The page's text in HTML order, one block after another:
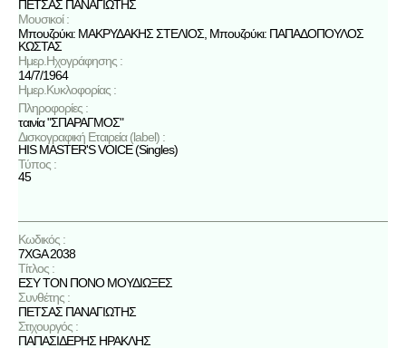
ΠΕΤΣΑΣ ΠΑΝΑΓΙΩΤΗΣ
Μουσικοί :
Μπουζούκι: ΜΑΚΡΥΔΑΚΗΣ ΣΤΕΛΙΟΣ, Μπουζούκι: ΠΑΠΑΔΟΠΟΥΛΟΣ
ΚΩΣΤΑΣ
Ημερ.Ηχογράφησης :
14/7/1964
Ημερ.Κυκλοφορίας :
Πληροφορίες :
ταινία "ΣΠΑΡΑΓΜΟΣ"
Δισκογραφική Εταιρεία (label) :
HIS MASTER'S VOICE (Singles)
Τύπος :
45
Κωδικός :
7XGA 2038
Τίτλος :
ΕΣΥ ΤΟΝ ΠΟΝΟ ΜΟΥΔΙΩΞΕΣ
Συνθέτης :
ΠΕΤΣΑΣ ΠΑΝΑΓΙΩΤΗΣ
Στιχουργός :
ΠΑΠΑΣΙΔΕΡΗΣ ΗΡΑΚΛΗΣ